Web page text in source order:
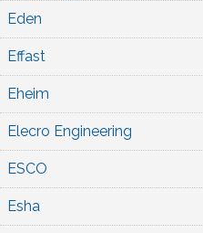
Eden
Effast
Eheim
Elecro Engineering
ESCO
Esha